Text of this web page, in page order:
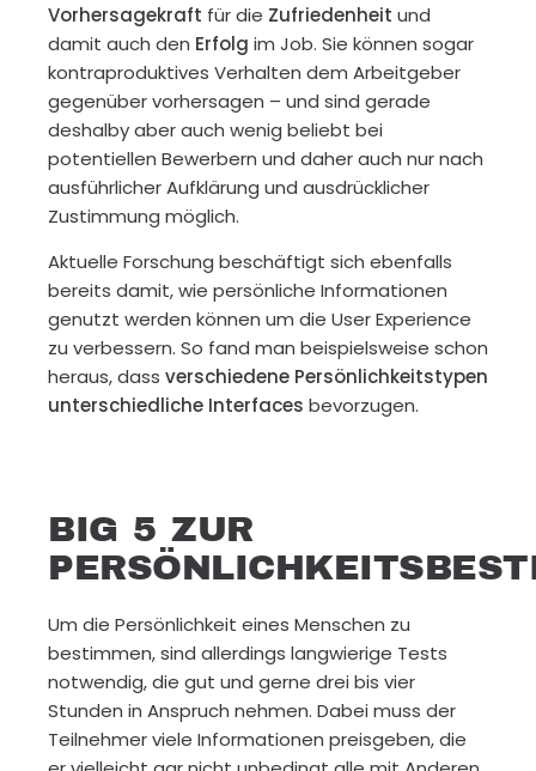
Vorhersagekraft für die Zufriedenheit und
damit auch den Erfolg im Job. Sie können sogar
kontraproduktives Verhalten dem Arbeitgeber
gegenüber vorhersagen – und sind gerade
deshalby aber auch wenig beliebt bei
potentiellen Bewerbern und daher auch nur nach
ausführlicher Aufklärung und ausdrücklicher
Zustimmung möglich.
Aktuelle Forschung beschäftigt sich ebenfalls
bereits damit, wie persönliche Informationen
genutzt werden können um die User Experience
zu verbessern. So fand man beispielsweise schon
heraus, dass verschiedene Persönlichkeitstypen
unterschiedliche Interfaces bevorzugen.
BIG 5 ZUR
Um die Persönlichkeit eines Menschen zu
bestimmen, sind allerdings langwierige Tests
notwendig, die gut und gerne drei bis vier
Stunden in Anspruch nehmen. Dabei muss der
Teilnehmer viele Informationen preisgeben, die